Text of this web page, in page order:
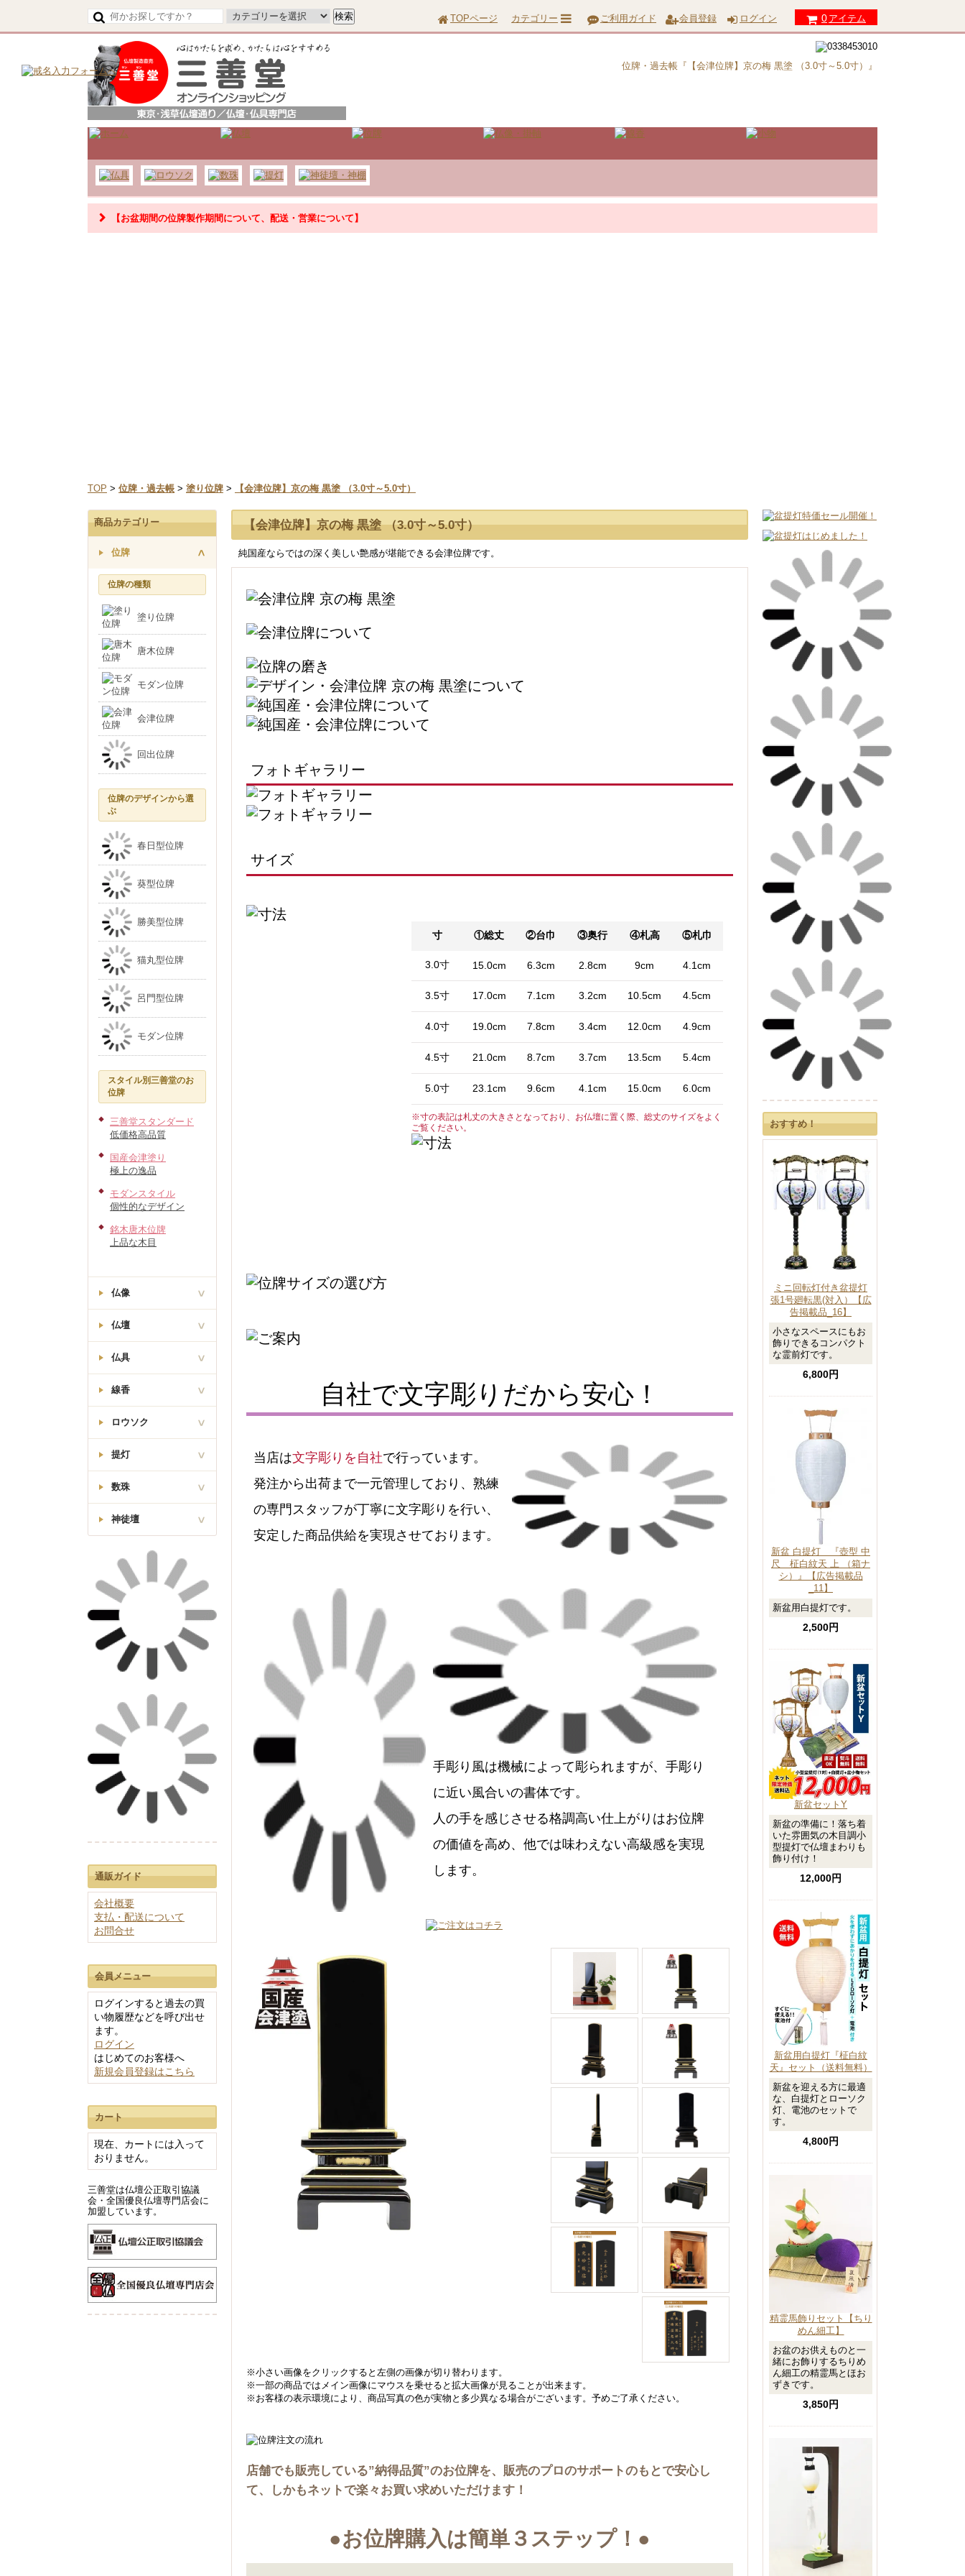
TOPページ カテゴリー ご利用ガイド 会員登録 ログイン 0 アイテム
位牌・過去帳『【会津位牌】京の梅 黒塗 （3.0寸～5.0寸）』
【令和8年熊本地震の影響によるお荷物のお届けについて】
【お盆期間の位牌製作期間について、配送・営業について】
TOP > 位牌・過去帳 > 塗り位牌 > 【会津位牌】京の梅 黒塗 （3.0寸～5.0寸）
【会津位牌】京の梅 黒塗 （3.0寸～5.0寸）
純国産ならではの深く美しい艶感が堪能できる会津位牌です。
フォトギャラリー
サイズ
寸 ①総丈 ②台巾 ③奥行 ④札高 ⑤札巾
3.0寸 15.0cm 6.3cm 2.8cm 9cm 4.1cm
3.5寸 17.0cm 7.1cm 3.2cm 10.5cm 4.5cm
4.0寸 19.0cm 7.8cm 3.4cm 12.0cm 4.9cm
4.5寸 21.0cm 8.7cm 3.7cm 13.5cm 5.4cm
5.0寸 23.1cm 9.6cm 4.1cm 15.0cm 6.0cm
※寸の表記は札丈の大きさとなっており、お仏壇に置く際、総丈のサイズをよく
ご覧ください。
自社で文字彫りだから安心！
当店は文字彫りを自社で行っています。
発注から出荷まで一元管理しており、熟練
の専門スタッフが丁寧に文字彫りを行い、
安定した商品供給を実現させております。
手彫り風は機械によって彫られますが、手彫り
に近い風合いの書体です。
人の手を感じさせる格調高い仕上がりはお位牌
の価値を高め、他では味わえない高級感を実現
します。
※小さい画像をクリックすると左側の画像が切り替わります。
※一部の商品ではメイン画像にマウスを乗せると拡大画像が見ることが出来ます。
※お客様の表示環境により、商品写真の色が実物と多少異なる場合がございます。予めご了承ください。
店舗でも販売している”納得品質”のお位牌を、販売のプロのサポートのもとで安心し
て、しかもネットで楽々お買い求めいただけます！
●お位牌購入は簡単３ステップ！●
おすすめ！
ミニ回転灯付き盆提灯
張1号廻転黒(対入）【広
告掲載品_16】
小さなスペースにもお
飾りできるコンパクト
な霊前灯です。
6,800円
新盆 白提灯 『壺型 中
尺 柾白紋天 上 （箱ナ
シ）』【広告掲載品
_11】
新盆用白提灯です。
2,500円
新盆セットY
新盆の準備に！落ち着
いた雰囲気の木目調小
型提灯で仏壇まわりも
飾り付け！
12,000円
新盆用白提灯『柾白紋
天』セット（送料無料）
新盆を迎える方に最適
な、白提灯とローソク
灯、電池のセットで
す。
4,800円
精霊馬飾りセット【ちり
めん細工】
お盆のお供えものと一
緒にお飾りするちりめ
ん細工の精霊馬とほお
ずきです。
3,850円
商品カテゴリー
位牌
位牌の種類
塗り位牌
唐木位牌
モダン位牌
会津位牌
回出位牌
位牌のデザインから選
ぶ
春日型位牌
葵型位牌
勝美型位牌
猫丸型位牌
呂門型位牌
モダン位牌
スタイル別三善堂のお
位牌
三善堂スタンダード
低価格高品質
国産会津塗り
極上の逸品
モダンスタイル
個性的なデザイン
銘木唐木位牌
上品な木目
仏像
真言宗
西立弥陀如来像
浄土真宗
本願寺派(西)
真宗大谷派(東)
舟立弥陀如来像
日蓮上人像
仏壇
モダンミニ仏壇
モダン仏壇(台
金仏壇
厨子型仏壇
90万以上
50～90万円
20～30万円
10～20万円
10万円未満
40～50cm
50～60cm
60cm以上
60cm未満
60～100cm
100～140cm
140cm以上
イエロー系
ブラウン系
ライトブラウン
ナチュラル系
ダークブラウン系
ホワイト系
仏具
火立・花立・香炉
灰ならし・ローソク消
湯呑椀・仏飯器
高月・霊供膳
リン布団・リン台
敷
経机・敷物
経本
家具調仏具セット
従来型仏具セット
線香
オリジナル
梅栄堂
松栄堂
薫寿堂
玉初堂
奥野清明堂
大発
尚林堂
孔官堂
香炉灰
ロウソク
従来ロウソク
故人の好物シリーズ
提灯
廻転行灯
行灯
吊り提灯
霊前灯・創作提灯
住吉
白提灯
数珠
男性用
神徒壇
神徒壇
神具
通販ガイド
会社概要
支払・配送について
お問合せ
会員メニュー
ログインすると過去の買
い物履歴などを呼び出せ
ます。
ログイン
はじめてのお客様へ
新規会員登録はこちら
カート
現在、カートには入って
おりません。
三善堂は仏壇公正取引協議
会・全国優良仏壇専門店会に
加盟しています。